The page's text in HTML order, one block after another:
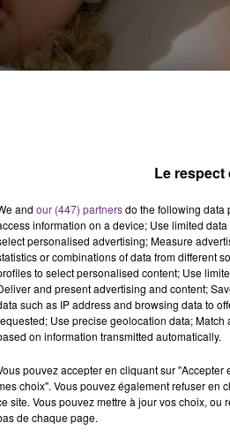
et constants car la durée
les globules rouges).
répondre aux besoins des
leur sang six fois par an
mondiale des
mi-août.
Le
and our (447) partnersdo the following data
information on a device; Use limited
personalised advertising; Measure
or combinations of data from different
to select personalised content; Use
and present advertising and content;
such as IP address and browsing data to
Use precise geolocation data;
on information transmitted automatically.
pouvez accepter en cliquant sur
choix". Vous pouvez également refuser en
site. Vous pouvez mettre à jour vos choix,
de chaque page.